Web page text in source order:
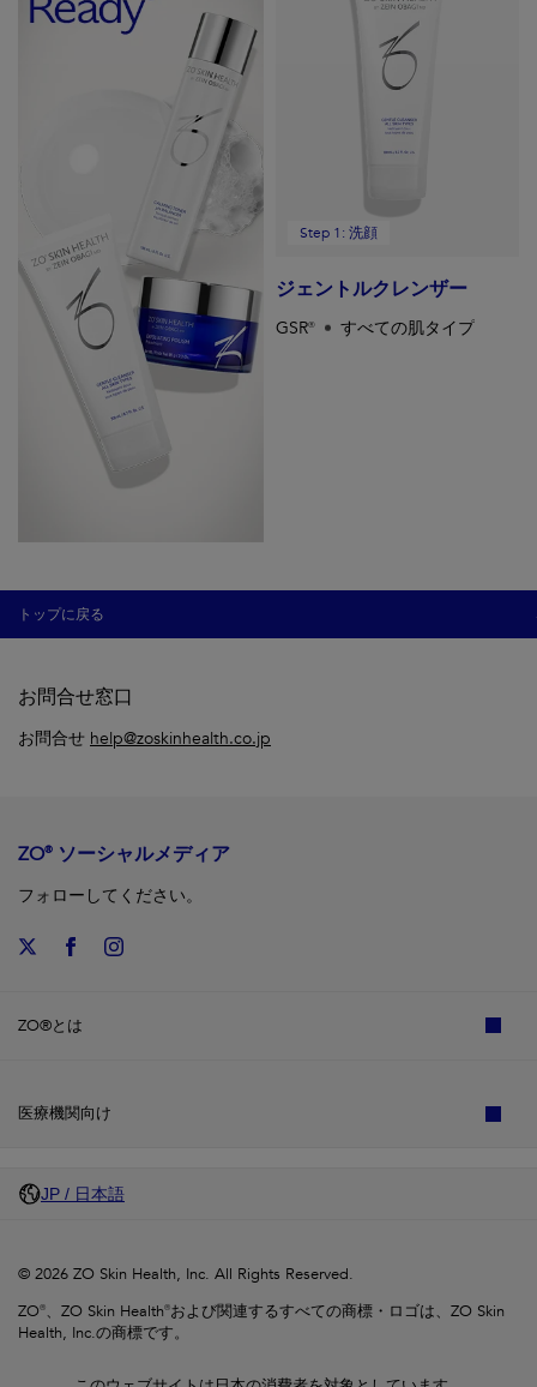
ジェントルクレンザー
Step 1: 洗顔
GSR® すべての肌タイプ
トップに戻る
お問合せ窓口
お問合せ help@zoskinhealth.co.jp
ZO® ソーシャルメディア
フォローしてください。
ZO®とは
医療機関向け
JP / 日本語
© 2026 ZO Skin Health, Inc. All Rights Reserved.
ZO®、ZO Skin Health®および関連するすべての商標・ロゴは、ZO Skin
Health, Inc.の商標です。